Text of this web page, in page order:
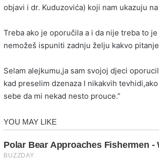
objavi i dr. Kuduzovića) koji nam ukazuju
Treba ako je oporučila a i da nije treba to
nemožeš ispuniti zadnju želju kakvo
Selam alejkumu,ja sam svojoj djeci
kad preselim dzenaza I nikakvih
sebe da mi nekad nesto prouce.”